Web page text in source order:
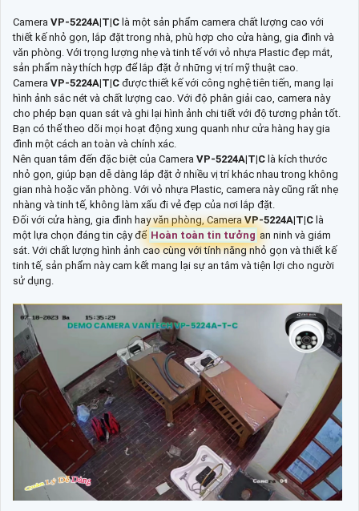
Camera VP-5224A|T|C là một sản phẩm camera chất lượng cao với
thiết kế nhỏ gọn, lắp đặt trong nhà, phù hợp cho cửa hàng, gia đình và
văn phòng. Với trọng lượng nhẹ và tinh tế với vỏ nhựa Plastic đẹp mắt,
sản phẩm này thích hợp để lắp đặt ở những vị trí mỹ thuật cao.
Camera VP-5224A|T|C được thiết kế với công nghệ tiên tiến, mang lại
hình ảnh sắc nét và chất lượng cao. Với độ phân giải cao, camera này
cho phép bạn quan sát và ghi lại hình ảnh chi tiết với độ tương phản tốt.
Bạn có thể theo dõi mọi hoạt động xung quanh như cửa hàng hay gia
đình một cách an toàn và chính xác.
Nên quan tâm đến đặc biệt của Camera VP-5224A|T|C là kích thước
nhỏ gọn, giúp bạn dễ dàng lắp đặt ở nhiều vị trí khác nhau trong không
gian nhà hoặc văn phòng. Với vỏ nhựa Plastic, camera này cũng rất nhẹ
nhàng và tinh tế, không làm xấu đi vẻ đẹp của nơi lắp đặt.
Đối với cửa hàng, gia đình hay văn phòng, CameraVP-5224A|T|C là
một lựa chọn đáng tin cậy để Hoàn toàn tin tưởng an ninh và giám
sát. Với chất lượng hình ảnh cao cùng với tính năng nhỏ gọn và thiết kế
tinh tế, sản phẩm này cam kết mang lại sự an tâm và tiện lợi cho người
sử dụng.